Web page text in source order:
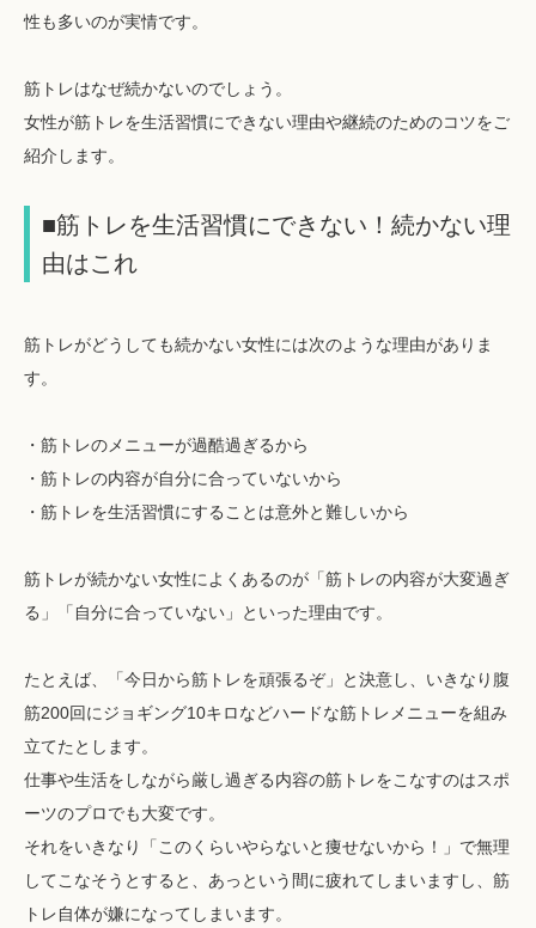
性も多いのが実情です。
筋トレはなぜ続かないのでしょう。
女性が筋トレを生活習慣にできない理由や継続のためのコツをご
紹介します。
■筋トレを生活習慣にできない！続かない理
由はこれ
筋トレがどうしても続かない女性には次のような理由がありま
す。
・筋トレのメニューが過酷過ぎるから
・筋トレの内容が自分に合っていないから
・筋トレを生活習慣にすることは意外と難しいから
筋トレが続かない女性によくあるのが「筋トレの内容が大変過ぎ
る」「自分に合っていない」といった理由です。
たとえば、「今日から筋トレを頑張るぞ」と決意し、いきなり腹
筋200回にジョギング10キロなどハードな筋トレメニューを組み
立てたとします。
仕事や生活をしながら厳し過ぎる内容の筋トレをこなすのはスポ
ーツのプロでも大変です。
それをいきなり「このくらいやらないと痩せないから！」で無理
してこなそうとすると、あっという間に疲れてしまいますし、筋
トレ自体が嫌になってしまいます。